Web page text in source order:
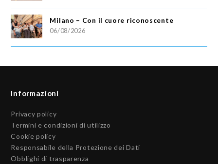
Milano – Con il cuore riconoscente
06/08/2026
Informazioni
Privacy policy
Termini e condizioni di utilizzo
Cookie policy
Responsabile della Protezione dei Dati
Obblighi di trasparenza